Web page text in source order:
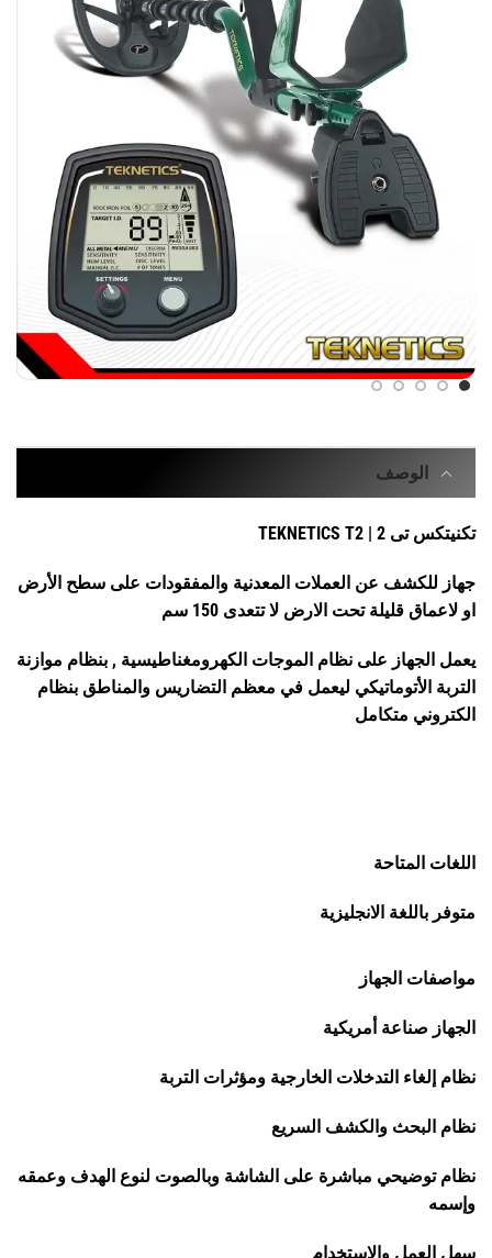
الوصف
تكنيتكس تى 2 | TEKNETICS T2
جهاز للكشف عن العملات المعدنية والمفقودات على سطح الأرض
او لاعماق قليلة تحت الارض لا تتعدى 150 سم
يعمل الجهاز على نظام الموجات الكهرومغناطيسية , بنظام موازنة
التربة الأتوماتيكي ليعمل في معظم التضاريس والمناطق بنظام
الكتروني متكامل
اللغات المتاحة
متوفر باللغة الانجليزية
مواصفات الجهاز
الجهاز صناعة أمريكية
نظام إلغاء التدخلات الخارجية ومؤثرات التربة
نظام البحث والكشف السريع
نظام توضيحي مباشرة على الشاشة وبالصوت لنوع الهدف وعمقه
وإسمه
سهل العمل والاستخدام